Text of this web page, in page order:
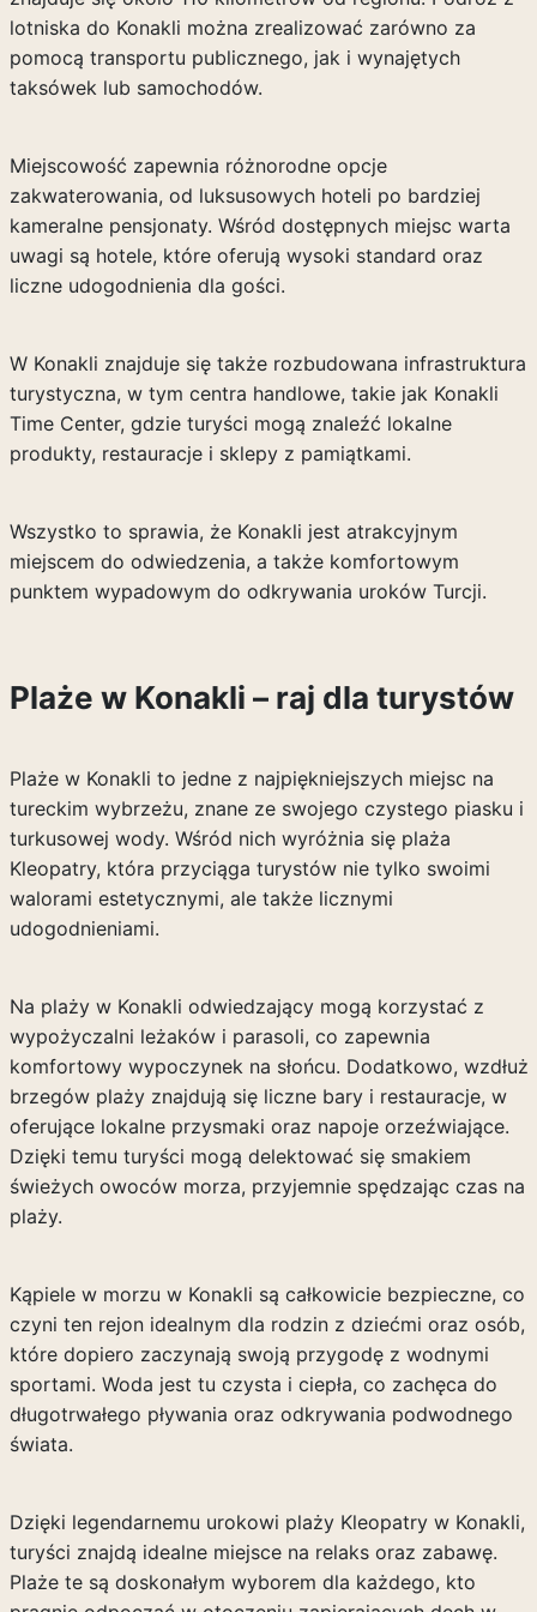
lotniska do Konakli można zrealizować zarówno za
pomocą transportu publicznego, jak i wynajętych
taksówek lub samochodów.
Miejscowość zapewnia różnorodne opcje
zakwaterowania, od luksusowych hoteli po bardziej
kameralne pensjonaty. Wśród dostępnych miejsc warta
uwagi są hotele, które oferują wysoki standard oraz
liczne udogodnienia dla gości.
W Konakli znajduje się także rozbudowana infrastruktura
turystyczna, w tym centra handlowe, takie jak Konakli
Time Center, gdzie turyści mogą znaleźć lokalne
produkty, restauracje i sklepy z pamiątkami.
Wszystko to sprawia, że Konakli jest atrakcyjnym
miejscem do odwiedzenia, a także komfortowym
punktem wypadowym do odkrywania uroków Turcji.
Plaże w Konakli – raj dla turystów
Plaże w Konakli to jedne z najpiękniejszych miejsc na
tureckim wybrzeżu, znane ze swojego czystego piasku i
turkusowej wody. Wśród nich wyróżnia się plaża
Kleopatry, która przyciąga turystów nie tylko swoimi
walorami estetycznymi, ale także licznymi
udogodnieniami.
Na plaży w Konakli odwiedzający mogą korzystać z
wypożyczalni leżaków i parasoli, co zapewnia
komfortowy wypoczynek na słońcu. Dodatkowo, wzdłuż
brzegów plaży znajdują się liczne bary i restauracje, w
oferujące lokalne przysmaki oraz napoje orzeźwiające.
Dzięki temu turyści mogą delektować się smakiem
świeżych owoców morza, przyjemnie spędzając czas na
plaży.
Kąpiele w morzu w Konakli są całkowicie bezpieczne, co
czyni ten rejon idealnym dla rodzin z dziećmi oraz osób,
które dopiero zaczynają swoją przygodę z wodnymi
sportami. Woda jest tu czysta i ciepła, co zachęca do
długotrwałego pływania oraz odkrywania podwodnego
świata.
Dzięki legendarnemu urokowi plaży Kleopatry w Konakli,
turyści znajdą idealne miejsce na relaks oraz zabawę.
Plaże te są doskonałym wyborem dla każdego, kto